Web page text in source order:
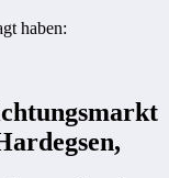
haben: